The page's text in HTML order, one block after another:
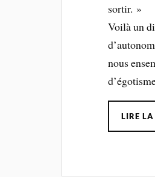
sortir. »
Voilà un
nous
LIRE LA